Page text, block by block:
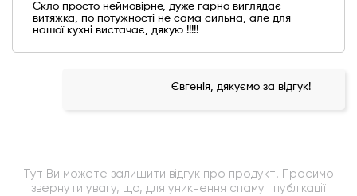
Скло просто неймовірне, дуже гарно виглядає
витяжка, по потужності не сама сильна, але для
нашої кухні вистачає, дякую !!!!!
Євгенія, дякуємо за відгук!
Тут Ви можете залишити відгук про продукт! Просимо
звернути увагу, що, для уникнення спаму і публікації